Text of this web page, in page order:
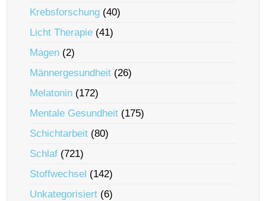
Krebsforschung (40)
Licht Therapie (41)
Magen (2)
Männergesundheit (26)
Melatonin (172)
Mentale Gesundheit (175)
Schichtarbeit (80)
Schlaf (721)
Stoffwechsel (142)
Unkategorisiert (6)